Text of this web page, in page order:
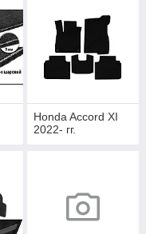
Honda Accord XI
2022- гг.